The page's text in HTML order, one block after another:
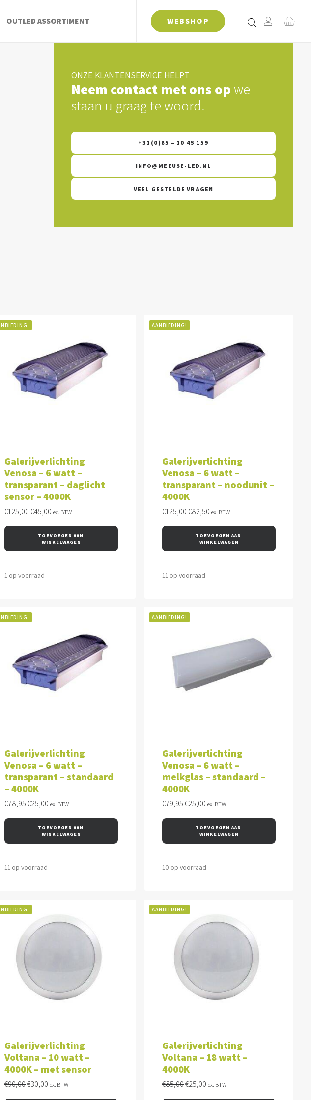
OUTLED ASSORTIMENT WEBSHOP
ONZE KLANTENSERVICE HELPT
Neem contact met ons opwe
staan u graag te woord.
+31(0)85 – 10 45 159
INFO@MEEUSE-LED.NL
VEEL GESTELDE VRAGEN
Galerijverlichting
Venosa – 6 watt –
transparant – daglicht
sensor – 4000K
€125,00Oorspronkelijke
€125,00.
€45,00Huidige
€45,00.
ex. BTW
TOEVOEGEN AAN
WINKELWAGEN
1 op voorraad
AANBIEDING!
Galerijverlichting
Venosa – 6 watt –
transparant – noodunit –
4000K
€125,00Oorspronkelijke
€125,00.
€82,50Huidige
€82,50.
ex. BTW
TOEVOEGEN AAN
WINKELWAGEN
11 op voorraad
Galerijverlichting
Venosa – 6 watt –
transparant – standaard
– 4000K
€78,95Oorspronkelijke
€78,95.
€25,00Huidige
€25,00.
ex. BTW
TOEVOEGEN AAN
WINKELWAGEN
11 op voorraad
AANBIEDING!
Galerijverlichting
Venosa – 6 watt –
melkglas – standaard –
4000K
€79,95Oorspronkelijke
€79,95.
€25,00Huidige
€25,00.
ex. BTW
TOEVOEGEN AAN
WINKELWAGEN
10 op voorraad
Galerijverlichting
Voltana – 10 watt –
4000K – met sensor
€90,00Oorspronkelijke
€30,00Huidige
ex. BTW
AANBIEDING!
Galerijverlichting
Voltana – 18 watt –
4000K
€85,00Oorspronkelijke
€25,00Huidige
ex. BTW